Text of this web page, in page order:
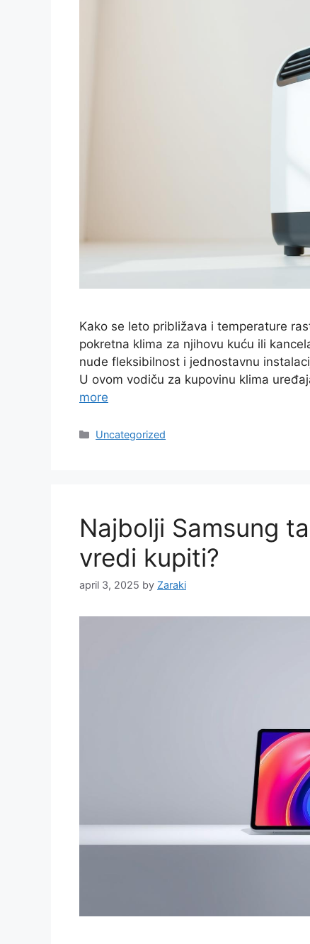
Kako se leto približava i temperature
pokretna klima za njihovu kuću ili
nude fleksibilnost i jednostavnu
U ovom vodiču za kupovinu klima
more
Categories
Uncategorized
Najbolji Samsung
vredi kupiti?
april 3, 2025 by Zaraki